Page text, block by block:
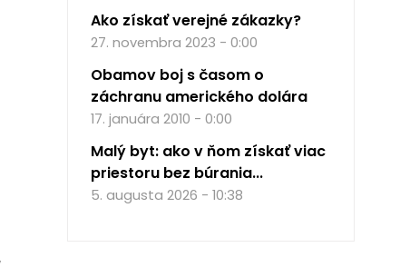
Ako získať verejné zákazky?
27. novembra 2023 - 0:00
Obamov boj s časom o
záchranu amerického dolára
17. januára 2010 - 0:00
Malý byt: ako v ňom získať viac
priestoru bez búrania...
5. augusta 2026 - 10:38